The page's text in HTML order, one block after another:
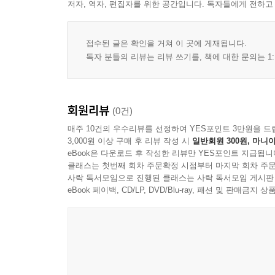
저자, 역자, 편집자를 위한 공간입니다. 독자들에게 전하
접수된 글은 확인을 거쳐 이 곳에 게재됩니다.
독자 분들의 리뷰는 리뷰 쓰기를, 책에 대한 문의는
회원리뷰 (0건)
매주 10건의 우수리뷰를 선정하여 YES포인트 3만원을 드
3,000원 이상 구매 후 리뷰 작성 시 일반회원 300원, 마니
eBook은 다운로드 후 작성한 리뷰만 YES포인트 지급됩니
클래스는 첫번째 회차 주문확정 시점부터 마지막 회차 주
사락 독서모임으로 진행된 클래스는 사락 독서모임 게시
eBook 페이백, CD/LP, DVD/Blu-ray, 패션 및 판매금지 상